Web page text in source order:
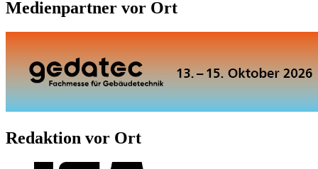
Medienpartner vor Ort
Redaktion vor Ort